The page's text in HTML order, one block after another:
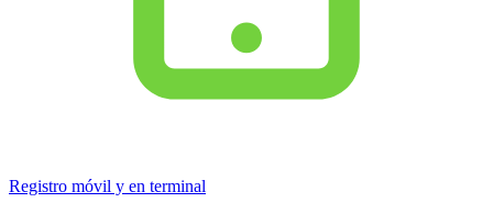
Registro móvil y en terminal